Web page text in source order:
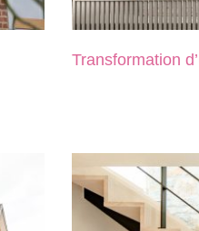
Transformation